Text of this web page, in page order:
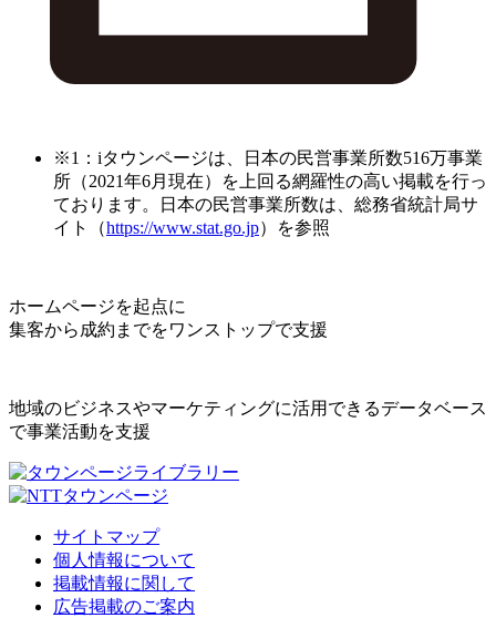
※1：iタウンページは、日本の民営事業所数516万事業
所（2021年6月現在）を上回る網羅性の高い掲載を行っ
ております。日本の民営事業所数は、総務省統計局サ
イト（https://www.stat.go.jp）を参照
ホームページを起点に
集客から成約までをワンストップで支援
地域のビジネスやマーケティングに活用できるデータベース
で事業活動を支援
サイトマップ
個人情報について
掲載情報に関して
広告掲載のご案内